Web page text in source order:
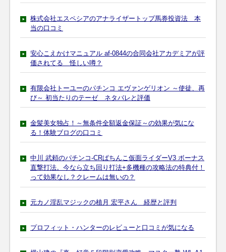
株式会社エスペシアのアナライザートップ馬券投資法 本
当の口コミ
安心こえかけマニュアル af-0844の合同会社アカデミアが評
価されてる 怪しい噂？
有限会社トーユーのパチンコ エヴァンゲリオン ～使徒、再
び～ 初当たりのテーゼ ネタバレと評価
金髪美女独占！～無条件全額返金保証～の効果が気にな
る！体験ブログの口コミ
中川 武頼のパチンコ-CRぱちんこ仮面ライダーV3 ボーナス
直撃打法。今なら立ち回り打法+多機種の攻略法の特典付！
って効果なし？クレームは無いの？
元カノ淫乱マジックの植月 宏平さん 経歴と評判
プロフィット・ハンターのレビューと口コミが気になる